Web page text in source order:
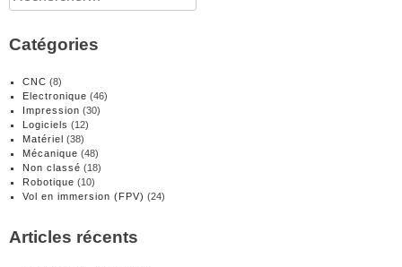
Catégories
CNC (8)
Electronique (46)
Impression (30)
Logiciels (12)
Matériel (38)
Mécanique (48)
Non classé (18)
Robotique (10)
Vol en immersion (FPV) (24)
Articles récents